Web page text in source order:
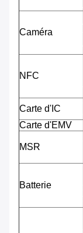
Caméra
NFC
Carte d'IC
Carte d'EMV
MSR
Batterie